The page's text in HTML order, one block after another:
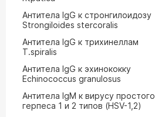
Антитела IgG к стронгилоидозу
Strongiloides stercoralis
Антитела IgG к трихинеллам
T.spiralis
Антитела IgG к эхинококку
Echinococcus granulosus
Антитела IgM к вирусу простого
герпеса 1 и 2 типов (HSV-1,2)